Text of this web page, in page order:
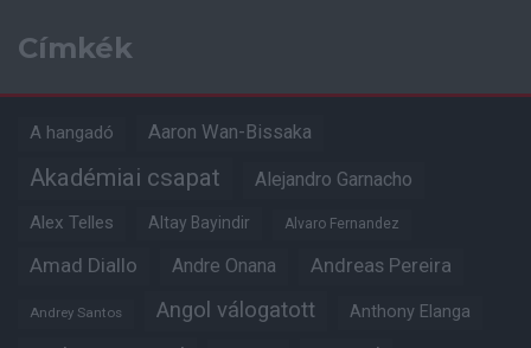
Címkék
A hangadó Aaron Wan-Bissaka
Akadémiai csapat Alejandro Garnacho
Alex Telles Altay Bayindir Alvaro Fernandez
Amad Diallo Andre Onana Andreas Pereira
Andrey Santos Angol válogatott Anthony Elanga